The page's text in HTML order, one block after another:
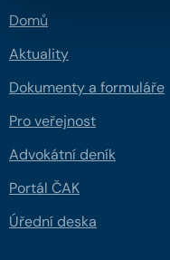
Domů
Aktuality
Dokumenty a formuláře
Pro veřejnost
Advokátní deník
Portál ČAK
Úřední deska